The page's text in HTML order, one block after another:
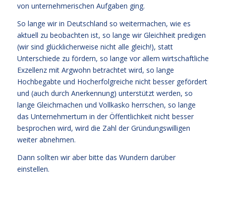
von unternehmerischen Aufgaben ging.
So lange wir in Deutschland so weitermachen, wie es
aktuell zu beobachten ist, so lange wir Gleichheit predigen
(wir sind glücklicherweise nicht alle gleich!), statt
Unterschiede zu fördern, so lange vor allem wirtschaftliche
Exzellenz mit Argwohn betrachtet wird, so lange
Hochbegabte und Hocherfolgreiche nicht besser gefördert
und (auch durch Anerkennung) unterstützt werden, so
lange Gleichmachen und Vollkasko herrschen, so lange
das Unternehmertum in der Öffentlichkeit nicht besser
besprochen wird, wird die Zahl der Gründungswilligen
weiter abnehmen.
Dann sollten wir aber bitte das Wundern darüber
einstellen.